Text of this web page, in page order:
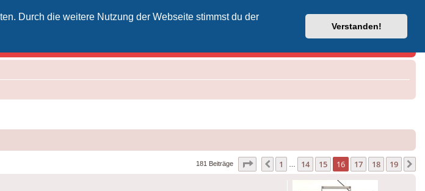
Durch die weitere Nutzung der Webseite stimmst du der
Verstanden!
Vodafone-Kabel-Helpdesk
181 Beiträge Seite 16 19
Vorherige
1 14 15 16 17 18 19